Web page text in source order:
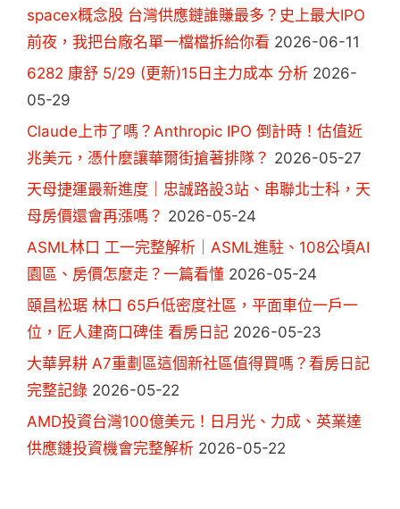
spacex概念股 台灣供應鏈誰賺最多？史上最大IPO
前夜，我把台廠名單一檔檔拆給你看 2026-06-11
6282 康舒 5/29 (更新)15日主力成本 分析 2026-
05-29
Claude上市了嗎？Anthropic IPO 倒計時！估值近
兆美元，憑什麼讓華爾街搶著排隊？ 2026-05-27
天母捷運最新進度｜忠誠路設3站、串聯北士科，天
母房價還會再漲嗎？ 2026-05-24
ASML林口 工一完整解析｜ASML進駐、108公頃AI
園區、房價怎麼走？一篇看懂 2026-05-24
頤昌松琚 林口 65戶低密度社區，平面車位一戶一
位，匠人建商口碑佳 看房日記 2026-05-23
大華昇耕 A7重劃區這個新社區值得買嗎？看房日記
完整記錄 2026-05-22
AMD投資台灣100億美元！日月光、力成、英業達
供應鏈投資機會完整解析 2026-05-22